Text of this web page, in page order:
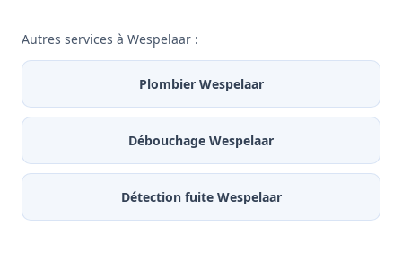
Autres services à Wespelaar :
Plombier Wespelaar
Débouchage Wespelaar
Détection fuite Wespelaar